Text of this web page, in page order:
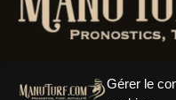
Gérer le